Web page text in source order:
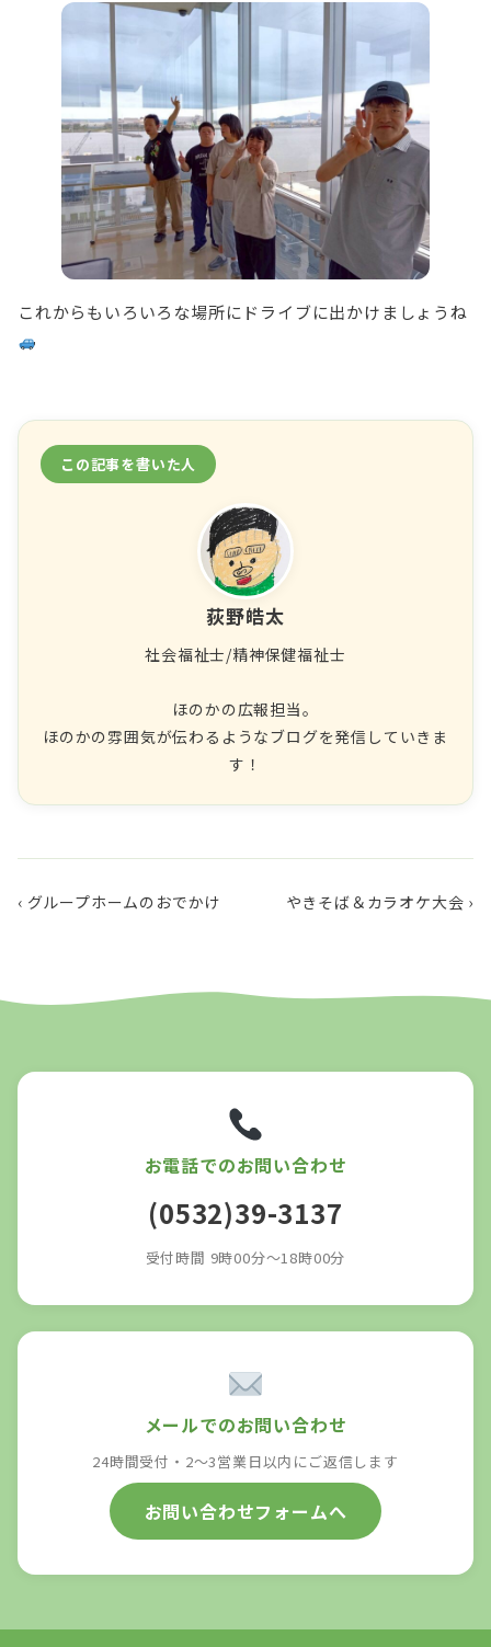
これからもいろいろな場所にドライブに出かけましょうね
この記事を書いた人
荻野皓太
社会福祉士/精神保健福祉士
ほのかの広報担当。
ほのかの雰囲気が伝わるようなブログを発信していきま
す！
‹ グループホームのおでかけ やきそば＆カラオケ大会 ›
お電話でのお問い合わせ
(0532)39-3137
受付時間 9時00分～18時00分
メールでのお問い合わせ
24時間受付・2〜3営業日以内にご返信します
お問い合わせフォームへ